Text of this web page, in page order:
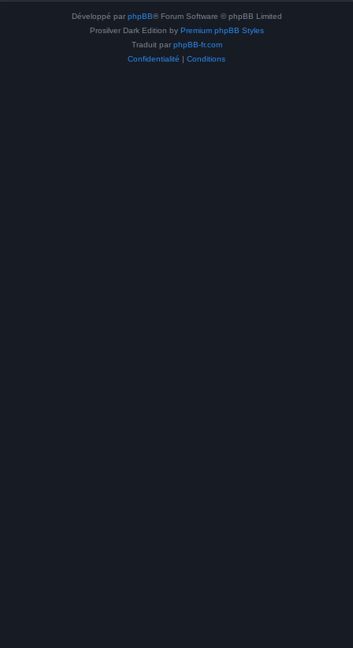
Développé par phpBB® Forum Software © phpBB Limited
Prosilver Dark Edition by Premium phpBB Styles
Traduit par phpBB-fr.com
Confidentialité | Conditions